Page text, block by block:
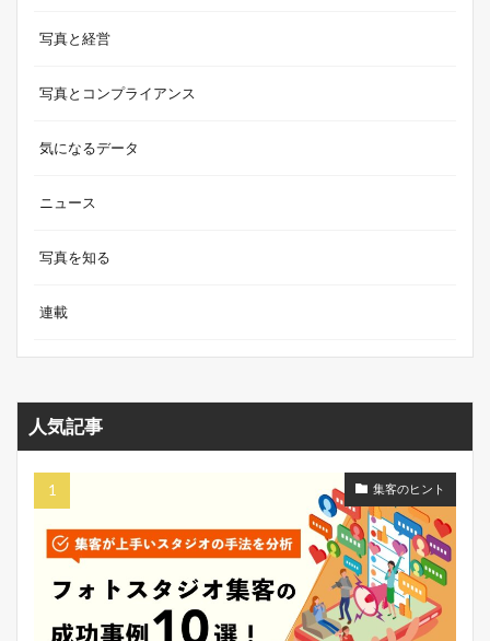
写真と経営
写真とコンプライアンス
気になるデータ
ニュース
写真を知る
連載
人気記事
集客のヒント